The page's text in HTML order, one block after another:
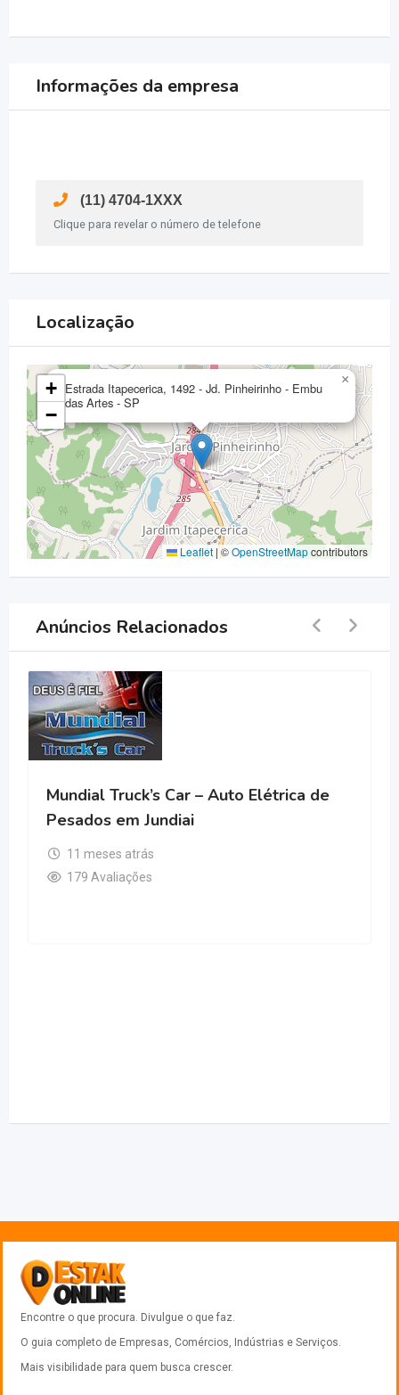
Informações da empresa
(11) 4704-1XXX
Clique para revelar o número de telefone
Localização
Estrada Itapecerica, 1492 - Jd. Pinheirinho - Embu
das Artes - SP
×
+
−
Leaflet |©OpenStreetMapcontributors
Anúncios Relacionados
Mundial Truck’s Car – Auto Elétrica de
Pesados em Jundiai
11 meses atrás
179 Avaliações
Encontre o que procura. Divulgue o que faz.
O guia completo de Empresas, Comércios, Indústrias e Serviços.
Mais visibilidade para quem busca crescer.